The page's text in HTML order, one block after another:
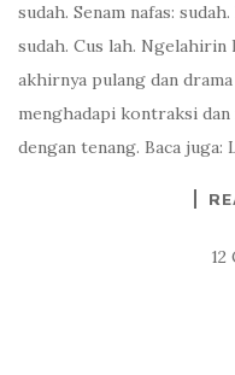
sudah. Senam nafas:
sudah. Cus lah. Ngelahirin
akhirnya pulang dan
menghadapi kontraksi
dengan tenang. Baca
12